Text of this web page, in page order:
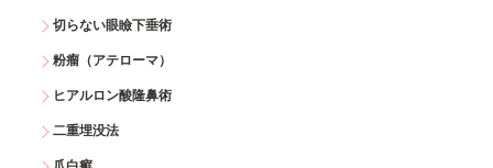
切らない眼瞼下垂術
粉瘤（アテローマ）
ヒアルロン酸隆鼻術
二重埋没法